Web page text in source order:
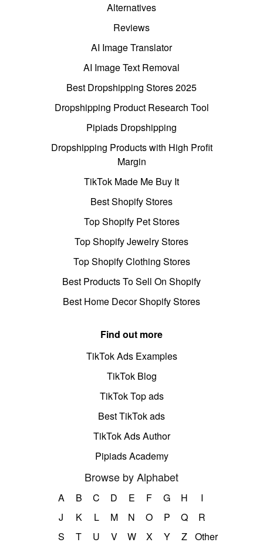
Alternatives
Reviews
AI Image Translator
AI Image Text Removal
Best Dropshipping Stores 2025
Dropshipping Product Research Tool
Pipiads Dropshipping
Dropshipping Products with High Profit
Margin
TikTok Made Me Buy It
Best Shopify Stores
Top Shopify Pet Stores
Top Shopify Jewelry Stores
Top Shopify Clothing Stores
Best Products To Sell On Shopify
Best Home Decor Shopify Stores
Find out more
TikTok Ads Examples
TikTok Blog
TikTok Top ads
Best TikTok ads
TikTok Ads Author
Pipiads Academy
Browse by Alphabet
A B C D E F G H
I
J
K L M N O P Q
R
S
T U V W X Y Z Other